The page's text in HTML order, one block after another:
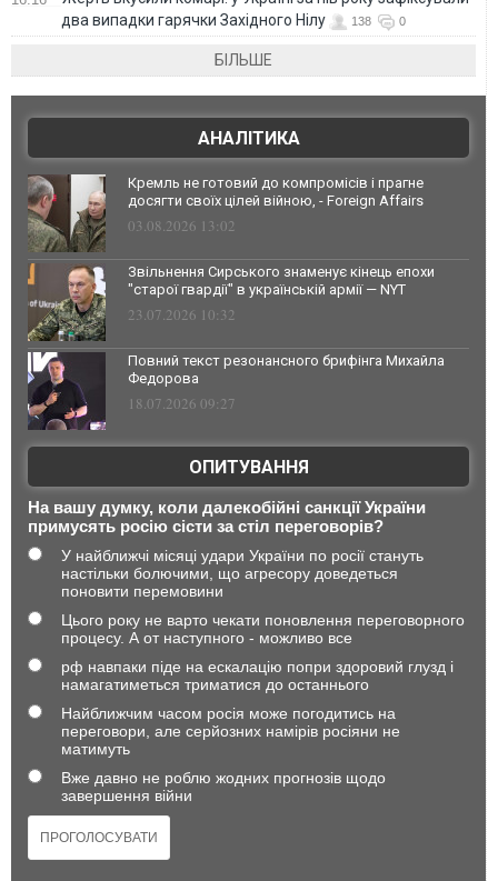
два випадки гарячки Західного Нілу
138 0
БІЛЬШЕ
АНАЛІТИКА
Кремль не готовий до компромісів і прагне
досягти своїх цілей війною, - Foreign Affairs
03.08.2026 13:02
Звільнення Сирського знаменує кінець епохи
"старої гвардії" в українській армії — NYT
23.07.2026 10:32
Повний текст резонансного брифінга Михайла
Федорова
18.07.2026 09:27
ОПИТУВАННЯ
На вашу думку, коли далекобійні санкції України
примусять росію сісти за стіл переговорів?
У найближчі місяці удари України по росії стануть
настільки болючими, що агресору доведеться
поновити перемовини
Цього року не варто чекати поновлення переговорного
процесу. А от наступного - можливо все
рф навпаки піде на ескалацію попри здоровий глузд і
намагатиметься триматися до останнього
Найближчим часом росія може погодитись на
переговори, але серйозних намірів росіяни не
матимуть
Вже давно не роблю жодних прогнозів щодо
завершення війни